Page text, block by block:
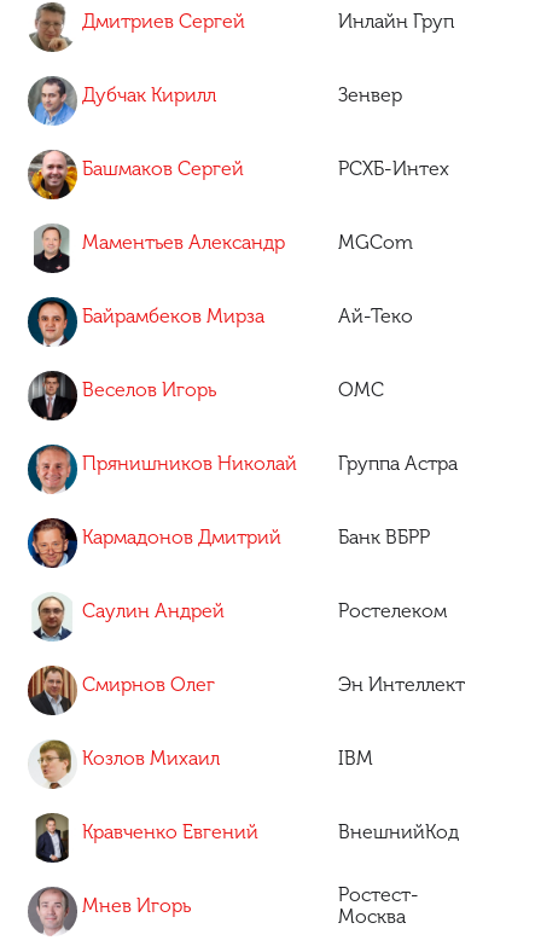
Дмитриев Сергей Инлайн Груп
Дубчак Кирилл Зенвер
Башмаков Сергей РСХБ-Интех
Маментьев Александр MGCom
Байрамбеков Мирза Ай-Теко
Веселов Игорь ОМС
Прянишников Николай Группа Астра
Кармадонов Дмитрий Банк ВБРР
Саулин Андрей Ростелеком
Смирнов Олег Эн Интеллект
Козлов Михаил IBM
Кравченко Евгений ВнешнийКод
Мнев Игорь
Ростест-
Москва